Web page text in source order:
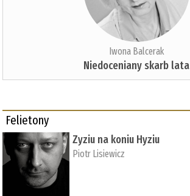
Iwona Balcerak
Niedoceniany skarb lata
Felietony
Zyziu na koniu Hyziu
Piotr Lisiewicz